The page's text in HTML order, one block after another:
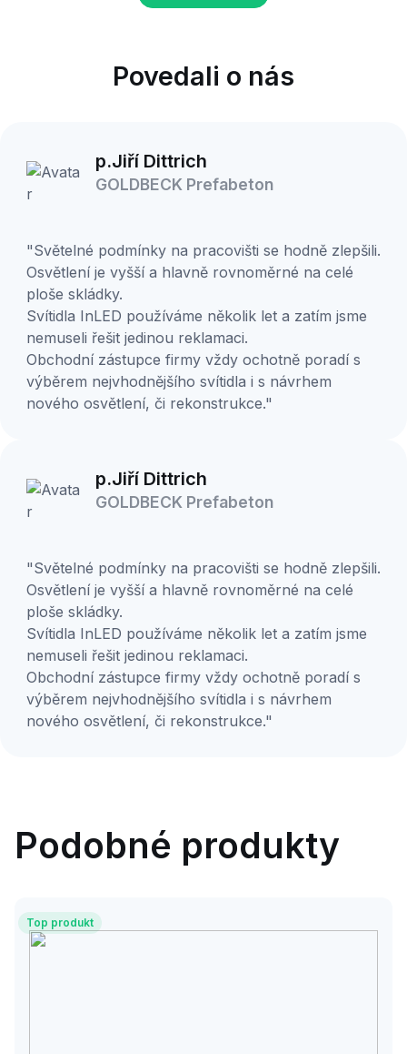
Povedali o nás
p.Jiří Dittrich
GOLDBECK Prefabeton
"Světelné podmínky na pracovišti se hodně zlepšili.
Osvětlení je vyšší a hlavně rovnoměrné na celé
ploše skládky.
Svítidla InLED používáme několik let a zatím jsme
nemuseli řešit jedinou reklamaci.
Obchodní zástupce firmy vždy ochotně poradí s
výběrem nejvhodnějšího svítidla i s návrhem
nového osvětlení, či rekonstrukce."
p.Jiří Dittrich
GOLDBECK Prefabeton
"Světelné podmínky na pracovišti se hodně zlepšili.
Osvětlení je vyšší a hlavně rovnoměrné na celé
ploše skládky.
Svítidla InLED používáme několik let a zatím jsme
nemuseli řešit jedinou reklamaci.
Obchodní zástupce firmy vždy ochotně poradí s
výběrem nejvhodnějšího svítidla i s návrhem
nového osvětlení, či rekonstrukce."
Podobné produkty
Top produkt